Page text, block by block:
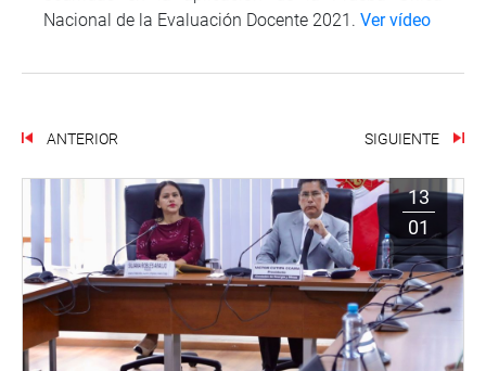
Nacional de la Evaluación Docente 2021. Ver vídeo
ANTERIOR SIGUIENTE
13
01